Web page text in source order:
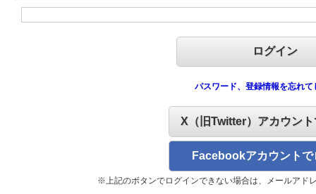
パスワード、登録情報を忘れて
X（旧Twitter）アカウン
Facebookアカウントで
※上記のボタンでログインできない場合は、メールアド